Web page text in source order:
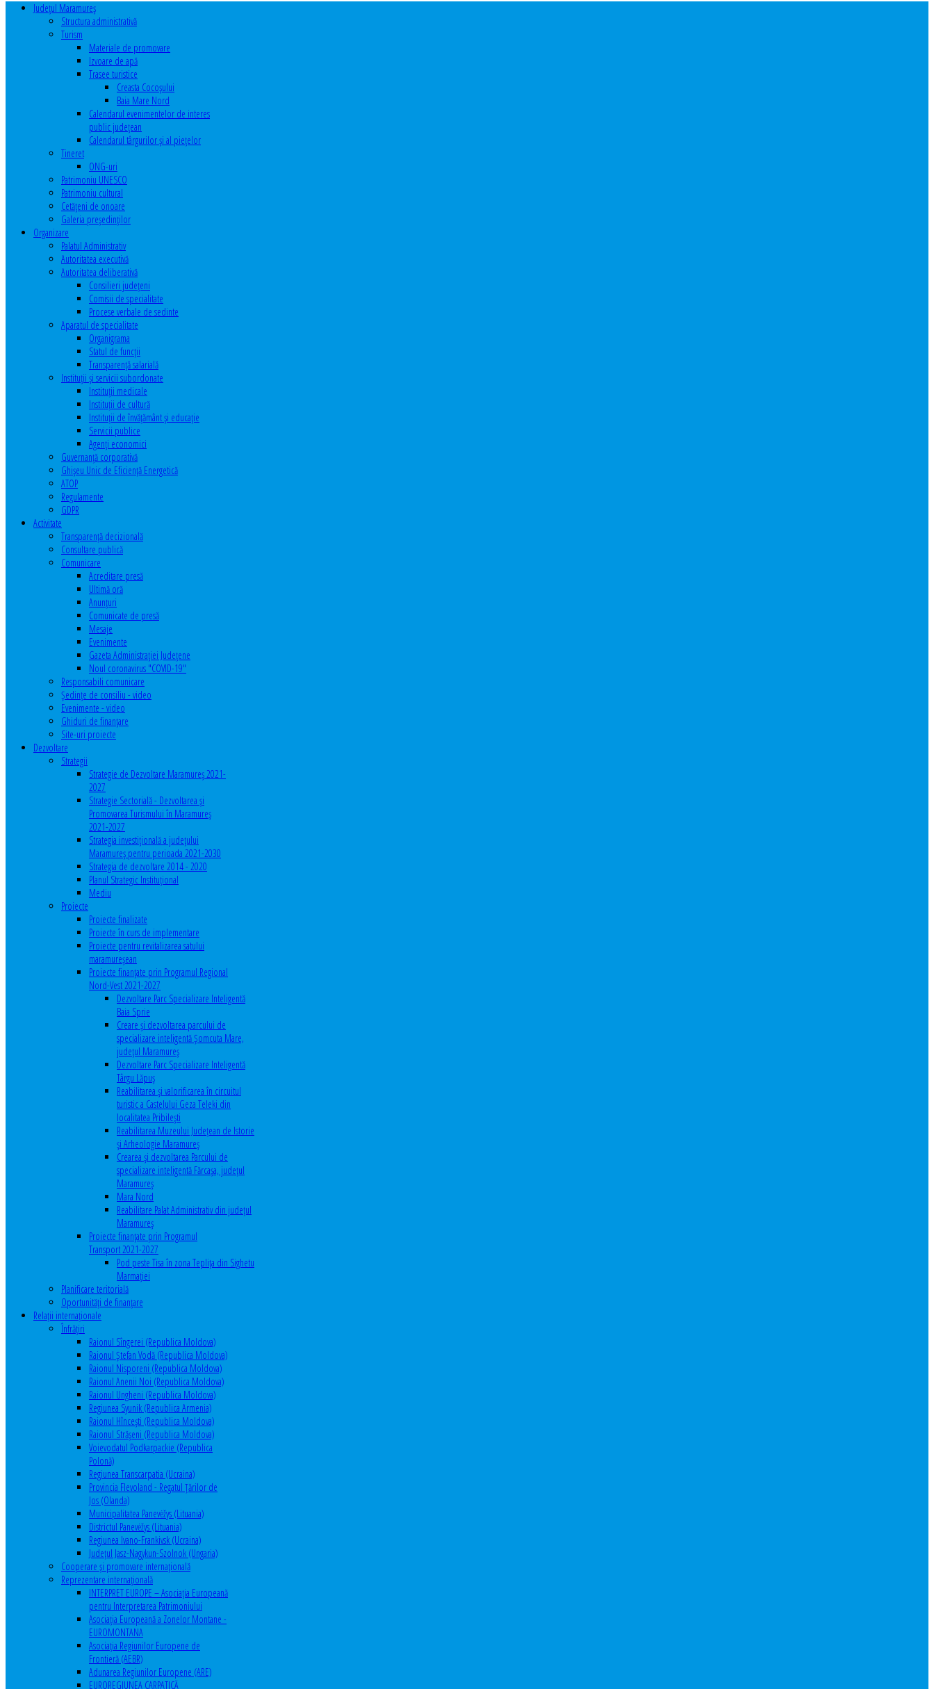
Judeţul Maramureş
Structura administrativă
Turism
Materiale de promovare
Izvoare de apă
Trasee turistice
Creasta Cocoșului
Baia Mare Nord
Calendarul evenimentelor de interes
public judeţean
Calendarul târgurilor şi al pieţelor
Tineret
ONG-uri
Patrimoniu UNESCO
Patrimoniu cultural
Cetăţeni de onoare
Galeria președinților
Organizare
Palatul Administrativ
Autoritatea executivă
Autoritatea deliberativă
Consilieri judeţeni
Comisii de specialitate
Procese verbale de sedinte
Aparatul de specialitate
Organigrama
Statul de funcții
Transparență salarială
Instituţii şi servicii subordonate
Instituţii medicale
Instituţii de cultură
Instituţii de învăţământ şi educaţie
Servicii publice
Agenţi economici
Guvernanță corporativă
Ghişeu Unic de Eficienţă Energetică
ATOP
Regulamente
GDPR
Activitate
Transparenţă decizională
Consultare publică
Comunicare
Acreditare presă
Ultimă oră
Anunţuri
Comunicate de presă
Mesaje
Evenimente
Gazeta Administraţiei Judeţene
Noul coronavirus "COVID-19"
Responsabili comunicare
Şedinţe de consiliu - video
Evenimente - video
Ghiduri de finanţare
Site-uri proiecte
Dezvoltare
Strategii
Strategie de Dezvoltare Maramureș 2021-
2027
Strategie Sectorială - Dezvoltarea și
Promovarea Turismului în Maramureș
2021-2027
Strategia investiţională a județului
Maramureș pentru perioada 2021-2030
Strategia de dezvoltare 2014 - 2020
Planul Strategic Instituţional
Mediu
Proiecte
Proiecte finalizate
Proiecte în curs de implementare
Proiecte pentru revitalizarea satului
maramureşean
Proiecte finanțate prin Programul Regional
Nord-Vest 2021-2027
Dezvoltare Parc Specializare Inteligentă
Baia Sprie
Creare și dezvoltarea parcului de
specializare inteligentă Șomcuta Mare,
județul Maramureș
Dezvoltare Parc Specializare Inteligentă
Târgu Lăpuș
Reabilitarea și valorificarea în circuitul
turistic a Castelului Geza Teleki din
localitatea Pribilești
Reabilitarea Muzeului Județean de Istorie
și Arheologie Maramureș
Crearea și dezvoltarea Parcului de
specializare inteligentă Fărcașa, județul
Maramureș
Mara Nord
Reabilitare Palat Administrativ din județul
Maramureș
Proiecte finanțate prin Programul
Transport 2021-2027
Pod peste Tisa în zona Teplița din Sighetu
Marmației
Planificare teritorială
Oportunităţi de finanţare
Relaţii internaţionale
Înfrăţiri
Raionul Sîngerei (Republica Moldova)
Raionul Ștefan Vodă (Republica Moldova)
Raionul Nisporeni (Republica Moldova)
Raionul Anenii Noi (Republica Moldova)
Raionul Ungheni (Republica Moldova)
Regiunea Syunik (Republica Armenia)
Raionul Hîncești (Republica Moldova)
Raionul Străşeni (Republica Moldova)
Voievodatul Podkarpackie (Republica
Polonă)
Regiunea Transcarpatia (Ucraina)
Provincia Flevoland - Regatul Ţărilor de
Jos (Olanda)
Municipalitatea Panevėžys (Lituania)
Districtul Panevėžys (Lituania)
Regiunea Ivano-Frankivsk (Ucraina)
Judeţul Jasz-Nagykun-Szolnok (Ungaria)
Cooperare şi promovare internaţională
Reprezentare internaţională
INTERPRET EUROPE – Asociația Europeană
pentru Interpretarea Patrimoniului
Asociația Europeană a Zonelor Montane -
EUROMONTANA
Asociația Regiunilor Europene de
Frontieră (AEBR)
Adunarea Regiunilor Europene (ARE)
EUROREGIUNEA CARPATICĂ